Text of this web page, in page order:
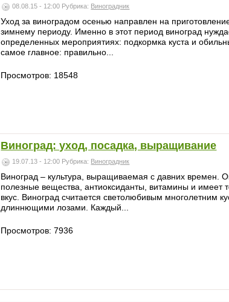
08.08.15 - 12:00 Рубрика: Виноградник
Уход за виноградом осенью направлен на
зимнему периоду. Именно в этот период виноград
определенных мероприятиях: подкормка куста и
самое главное: правильно...
Просмотров: 18548
Виноград: уход, посадка, выращивание
19.07.13 - 12:00 Рубрика: Виноградник
Виноград – культура, выращиваемая с давних времен.
полезные вещества, антиоксиданты, витамины и имеет
вкус. Виноград считается светолюбивым многолетним
длиннющими лозами. Каждый...
Просмотров: 7936